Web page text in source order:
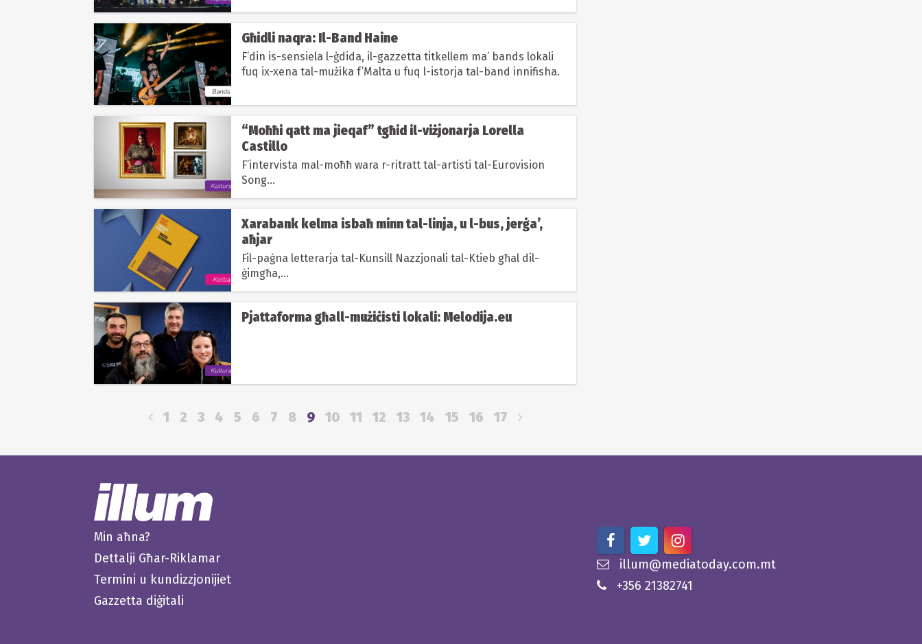
Għidli naqra: Il-Band Haine
F’din is-sensiela l-ġdida, il-gazzetta titkellem ma’ bands lokali
fuq ix-xena tal-mużika f’Malta u fuq l-istorja tal-band innifisha.
“Moħħi qatt ma jieqaf” tgħid il-viżjonarja Lorella
Castillo
F’intervista mal-moħħ wara r-ritratt tal-artisti tal-Eurovision
Song...
Xarabank kelma isbaħ minn tal-linja, u l-bus, jerġa’,
aħjar
Fil-paġna letterarja tal-Kunsill Nazzjonali tal-Ktieb għal dil-
ġimgħa,...
Pjattaforma għall-mużiċisti lokali: Melodija.eu
1 2 3 4 5 6 7 8 9 10 11 12 13 14 15 16 17
Min aħna?
Dettalji Għar-Riklamar
Termini u kundizzjonijiet
Gazzetta diġitali
illum@mediatoday.com.mt
+356 21382741